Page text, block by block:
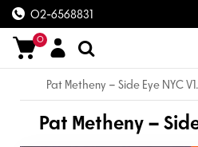
02-6568831
0
Pat Metheny – Side Eye NYC
Pat Metheny –